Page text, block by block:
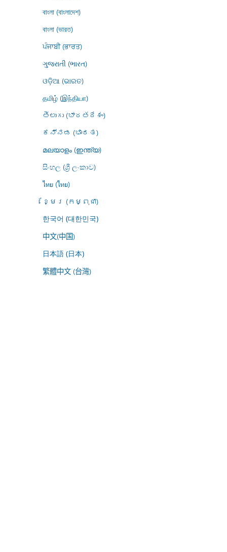
বাংলা (বাংলাদেশ)
বাংলা (ভারত)
ਪੰਜਾਬੀ (ਭਾਰਤ)
ગુજરાતી (ભારત)
ଓଡ଼ିଆ (ଭାରତ)
தமிழ் (இந்தியா)
తెలుగు (భారతదేశం)
ಕನ್ನಡ (ಭಾರತ)
മലയാളം (ഇന്ത്യ)
සිංහල (ශ්‍රී ලංකාව)
ไทย (ไทย)
ខ្មែរ (កម្ពុជា)
한국어 (대한민국)
中文(中国)
日本語 (日本)
繁體中文 (台灣)